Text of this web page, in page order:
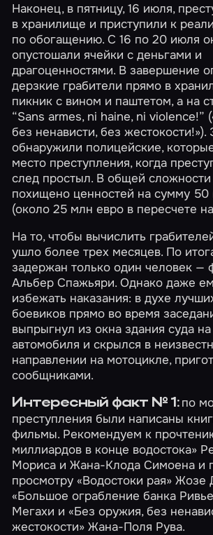
Наконец, в пятницу, 16 июля,
в хранилище и приступили к
по обогащению. С 16 по 20 июля
опустошали ячейки с деньгами и
драгоценностями. В завершение
дерзкие грабители прямо в
пикник с вином и паштетом, а на
“Sans armes, ni haine, ni violence!”
без ненависти, без жестокости!»).
обнаружили полицейские,
место преступления, когда
след простыл. В общей
похищено ценностей на сумму
(около 25 млн евро в пересчете
На то, чтобы вычислить
ушло более трех месяцев. По
задержан только один человек —
Альбер Спажьяри. Однако даже
избежать наказания: в духе
боевиков прямо во время
выпрыгнул из окна здания суда
автомобиля и скрылся в
направлении на мотоцикле,
сообщниками.
Интересный факт № 1: по
преступления были написаны
фильмы. Рекомендуем к
миллиардов в конце водостока»
Мориса и Жана-Клода Симоена и
просмотру «Водостоки рая» Жозе
«Большое ограбление банка
Мегахи и «Без оружия, без
жестокости» Жана-Поля Рува.